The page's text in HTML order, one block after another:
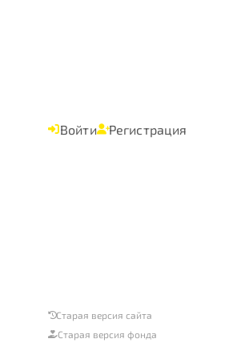
Войти Регистрация
Старая версия сайта
Старая версия фонда